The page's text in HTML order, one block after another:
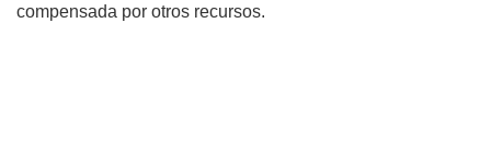
compensada por otros recursos.